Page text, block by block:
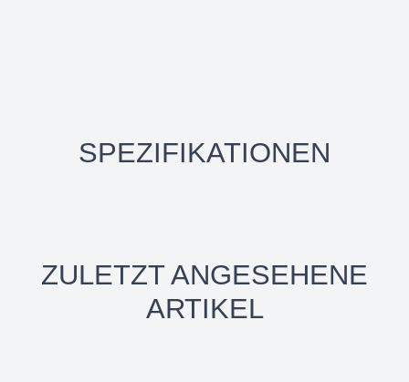
SPEZIFIKATIONEN
ZULETZT ANGESEHENE
ARTIKEL